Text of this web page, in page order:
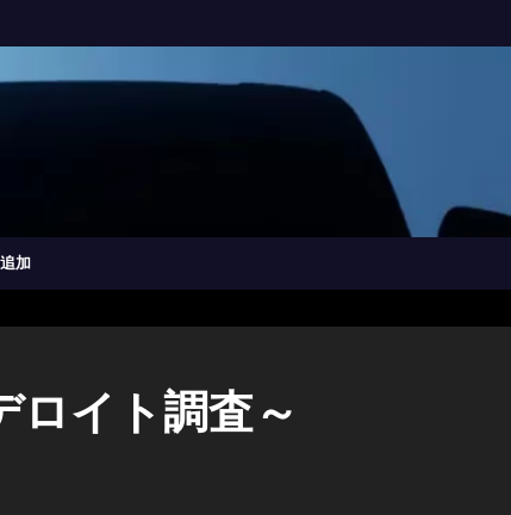
加
ロイト調査～